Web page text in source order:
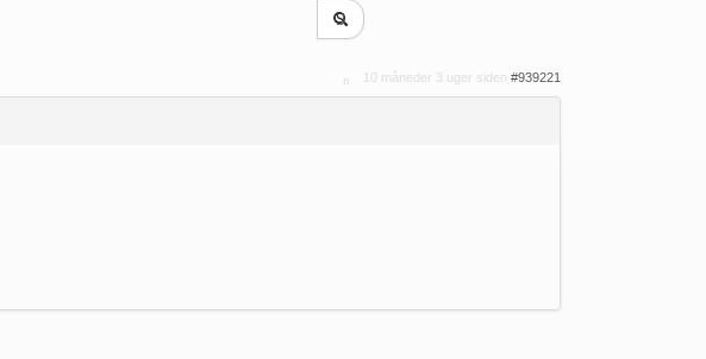
10 måneder 3 uger siden #939221